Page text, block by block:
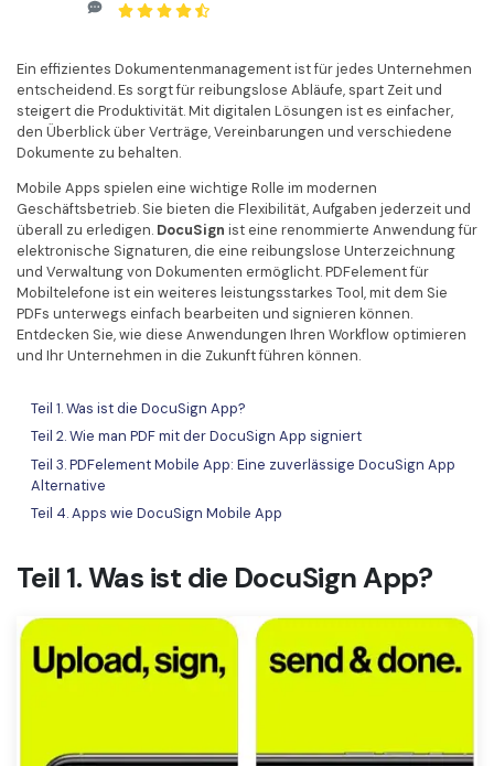
PDF OCR
PDF freigeben
eSign PDFs rechtmäßig Neu
Branchen
Bildung
IT-Dienstleistung
Rechtliches
Gesundheitswesen
Regierung
Veröffentlichung
Freiberufler
Alle PDF-Funktionen
Kontakt zum Support
Benutzerhandbuch
PDFelement für Windows
PDFelement für Mac
PDFelement für iOS
PDFelement für Android
Mehr erfahren
Bewertungen
Kostenlose PDF-Vorlagen
Bearbeiten, Drucken und Anpassen von kostenlosen Vorlagen.
PDF-Wissen
PDF-bezogene Informationen, die Sie benötigen.
Laden Sie die leistungsstärksten und einfachsten PDF-Tools
Ein effizientes Dokumentenmanagement ist für jedes Unternehmen
entscheidend. Es sorgt für reibungslose Abläufe, spart Zeit und
steigert die Produktivität. Mit digitalen Lösungen ist es einfacher,
den Überblick über Verträge, Vereinbarungen und verschiedene
Dokumente zu behalten.
Mobile Apps spielen eine wichtige Rolle im modernen
Geschäftsbetrieb. Sie bieten die Flexibilität, Aufgaben jederzeit und
überall zu erledigen. DocuSign ist eine renommierte Anwendung für
elektronische Signaturen, die eine reibungslose Unterzeichnung
und Verwaltung von Dokumenten ermöglicht. PDFelement für
Mobiltelefone ist ein weiteres leistungsstarkes Tool, mit dem Sie
PDFs unterwegs einfach bearbeiten und signieren können.
Entdecken Sie, wie diese Anwendungen Ihren Workflow optimieren
und Ihr Unternehmen in die Zukunft führen können.
Teil 1. Was ist die DocuSign App?
Teil 2. Wie man PDF mit der DocuSign App signiert
Teil 3. PDFelement Mobile App: Eine zuverlässige DocuSign App
Alternative
Teil 4. Apps wie DocuSign Mobile App
Teil 1. Was ist die DocuSign App?